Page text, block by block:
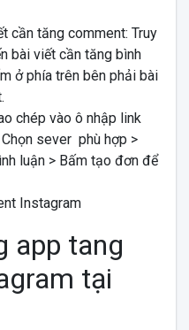
cần tăng comment: Truy
bài viết cần tăng bình
ở phía trên bên phải bài
chép vào ô nhập link
sever phù hợp >
luận > Bấm tạo đơn để
app tang
tại